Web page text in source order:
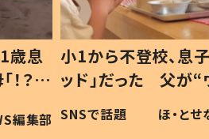
歳息
？」
編集部
小1から不登校、息
ッド」だった 父が
作り続ける理由と
#令和の子
SNSで話題 ほ・と